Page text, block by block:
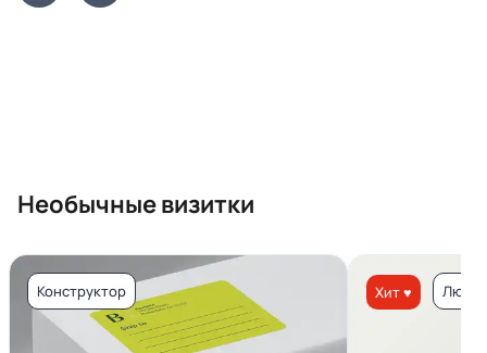
Необычные визитки
Конструктор Хит ♥ Люкс